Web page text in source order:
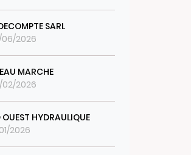
SARL
06/2026
MARCHE
02/2026
HYDRAULIQUE
2026